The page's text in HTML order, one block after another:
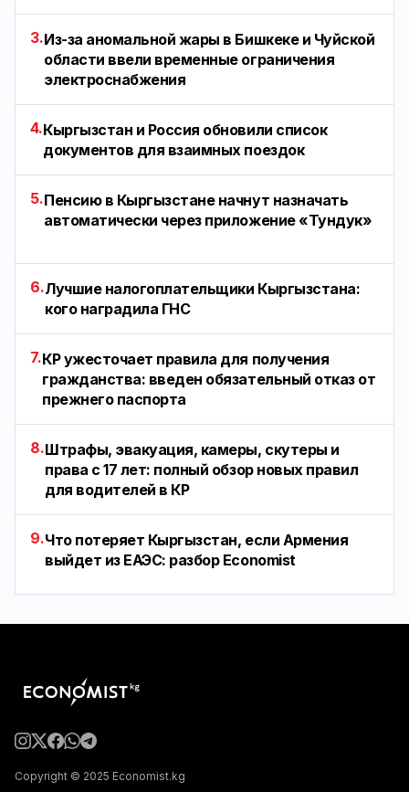
3.Из-за аномальной жары в Бишкеке и Чуйской
области ввели временные ограничения
электроснабжения
4.Кыргызстан и Россия обновили список
документов для взаимных поездок
5.Пенсию в Кыргызстане начнут назначать
автоматически через приложение «Тундук»
6.Лучшие налогоплательщики Кыргызстана:
кого наградила ГНС
7.КР ужесточает правила для получения
гражданства: введен обязательный отказ от
прежнего паспорта
8.Штрафы, эвакуация, камеры, скутеры и
права с 17 лет: полный обзор новых правил
для водителей в КР
9.Что потеряет Кыргызстан, если Армения
выйдет из ЕАЭС: разбор Economist
Copyright © 2025 Economist.kg